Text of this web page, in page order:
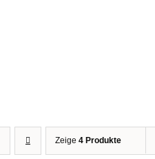
Zeige 4 Produkte